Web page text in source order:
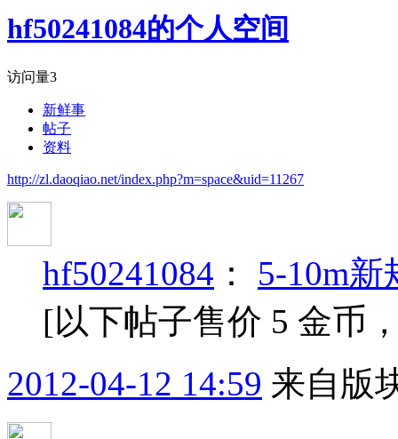
hf50241084的个人空间
访问量3
新鲜事
帖子
资料
http://zl.daoqiao.net/index.php?m=space&uid=11267
hf50241084 ： 5-10m
[以下帖子售价 5 金币
2012-04-12 14:59 来自版